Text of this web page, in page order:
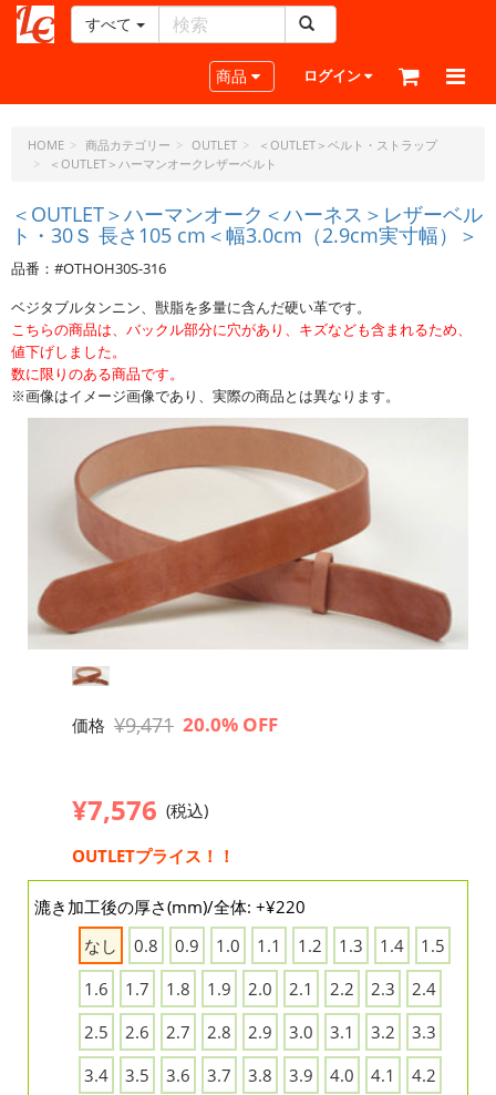
ー
ラ
フ
ド
ッ
ト・
ェ
ー
ピ
ー
すべて
Toggle navigation
商品 ログイン
HOME 商品カテゴリー OUTLET
＜OUTLET＞ベルト・ストラップ
＜OUTLET＞ハーマンオークレザーベルト
＜OUTLET＞ハーマンオーク＜ハーネス＞レザーベル
ト・30Ｓ 長さ105 cm＜幅3.0cm（2.9cm実寸幅）＞
品番：#OTHOH30S-316
ベジタブルタンニン、獣脂を多量に含んだ硬い革です。
こちらの商品は、バックル部分に穴があり、キズなども含まれるため、
値下げしました。
数に限りのある商品です。
※画像はイメージ画像であり、実際の商品とは異なります。
価格 ¥9,471 20.0% OFF
¥7,576 (税込)
OUTLETプライス！！
漉き加工後の厚さ(mm)/全体: +¥220
なし
0.8 0.9 1.0 1.1 1.2 1.3 1.4
1.5
1.6
1.7 1.8 1.9 2.0 2.1 2.2 2.3
2.4
2.5
2.6 2.7 2.8 2.9 3.0 3.1 3.2
3.3
3.4
3.5 3.6 3.7 3.8 3.9 4.0 4.1
4.2